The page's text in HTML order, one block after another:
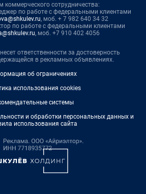
коммерческого сотрудничества:
по работе с федеральными клиентами
, моб. + 7 982 640 34 32
по работе с федеральными клиентами
, моб. +7 910 402 4056
ответственности за достоверность
в рекламных объявлениях.
об ограничениях
использования cookies
системы
и обработки персональных данных и
использования сайта